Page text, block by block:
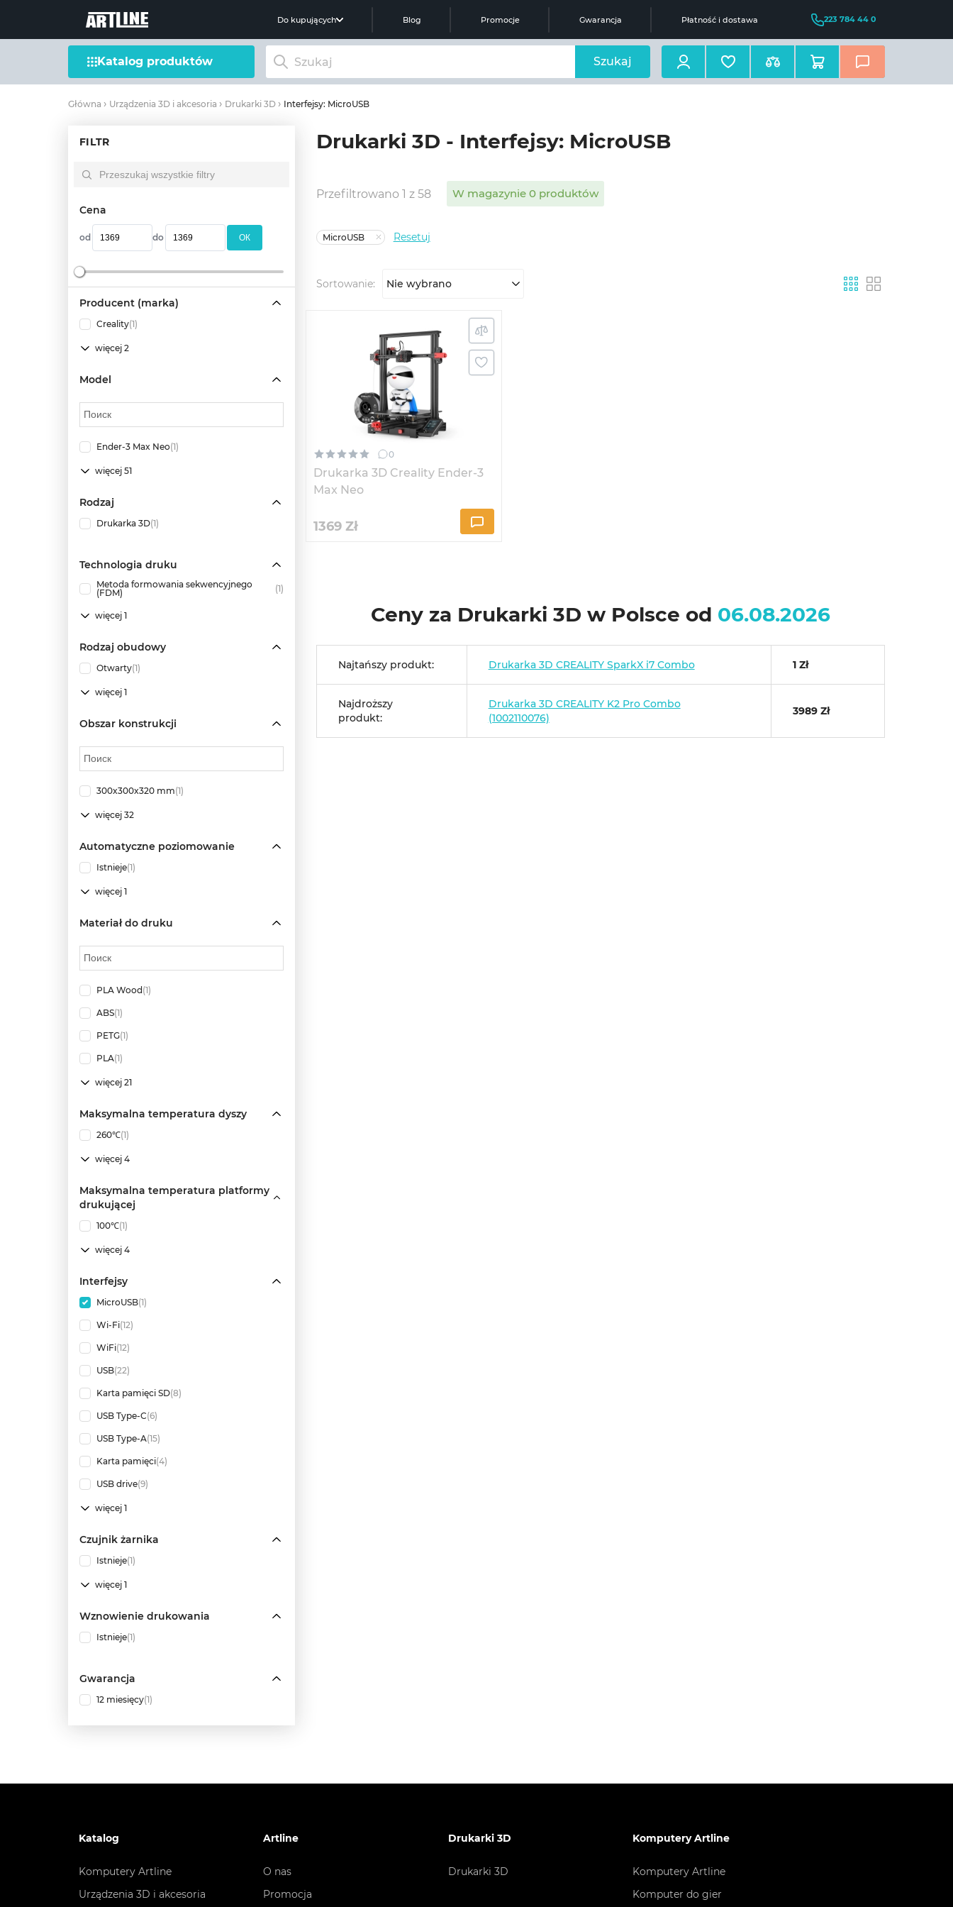
Do kupujących Blog Promocje Gwarancja Płatność i dostawa 223 784 44 0
Katalog produktów Szukaj
Główna Urządzenia 3D i akcesoria Drukarki 3D Interfejsy: MicroUSB
FILTR
Cena
od do OК
Producent (marka)
Creality(1)
więcej 2
Model
Ender-3 Max Neo(1)
więcej 51
Rodzaj
Drukarka 3D(1)
Technologia druku
Metoda formowania sekwencyjnego
(FDM)
(1)
więcej 1
Rodzaj obudowy
Otwarty(1)
więcej 1
Obszar konstrukcji
300x300x320 mm(1)
więcej 32
Automatyczne poziomowanie
Istnieje(1)
więcej 1
Materiał do druku
PLA Wood (1)
ABS(1)
PETG(1)
PLA(1)
więcej 21
Maksymalna temperatura dyszy
260℃(1)
więcej 4
Maksymalna temperatura platformy
drukującej
100℃(1)
więcej 4
Interfejsy
MicroUSB(1)
Wi-Fi(12)
WiFi(12)
USB(22)
Karta pamięci SD(8)
USB Type-C(6)
USB Type-A(15)
Karta pamięci(4)
USB drive(9)
więcej 1
Czujnik żarnika
Istnieje(1)
więcej 1
Wznowienie drukowania
Istnieje(1)
Gwarancja
12 miesięcy(1)
Drukarki 3D - Interfejsy: MicroUSB
Przefiltrowano 1 z 58 W magazynie 0 produktów
MicroUSB Resetuj
Sortowanie: Nie wybrano
0
Drukarka 3D Creality Ender-3
Max Neo
1369 Zł
Ceny za Drukarki 3D w Polsce od 06.08.2026
Najtańszy produkt: Drukarka 3D CREALITY SparkX i7 Combo 1 Zł
Najdroższy
produkt:
Drukarka 3D CREALITY K2 Pro Combo
(1002110076)
3989 Zł
Katalog
Komputery Artline
Urządzenia 3D i akcesoria
Artline
O nas
Promocja
Drukarki 3D
Drukarki 3D
Komputery Artline
Komputery Artline
Komputer do gier